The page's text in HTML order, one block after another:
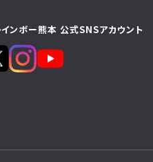
ンボー熊本 公式SNSアカウント